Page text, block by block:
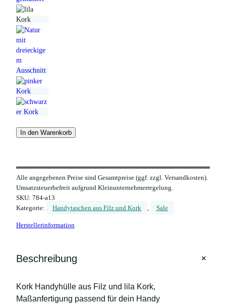
In den Warenkorb
Alle angegebenen Preise sind Gesamtpreise (ggf. zzgl. Versandkosten).
Umsatzsteuerbefreit aufgrund Kleinunternehmerregelung.
SKU: 784-a13
Kategorie:
Handytaschen aus Filz und Kork , Sale
Herstellerinformation
Beschreibung +
Kork Handyhülle aus Filz und lila Kork,
Maßanfertigung passend für dein Handy